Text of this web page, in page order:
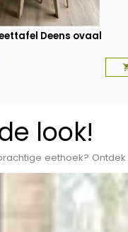
Deens ovaal
look!
eethoek?